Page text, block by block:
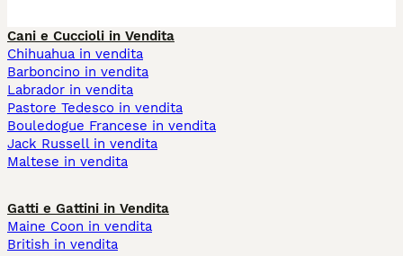
Cani e Cuccioli in Vendita
Chihuahua in vendita
Barboncino in vendita
Labrador in vendita
Pastore Tedesco in vendita
Bouledogue Francese in vendita
Jack Russell in vendita
Maltese in vendita
Gatti e Gattini in Vendita
Maine Coon in vendita
British in vendita